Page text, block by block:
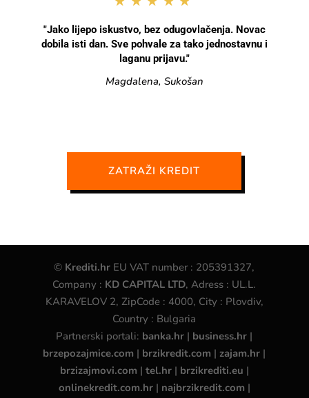
"Jako lijepo iskustvo, bez odugovlačenja. Novac
dobila isti dan. Sve pohvale za tako jednostavnu i
laganu prijavu."
Magdalena, Sukošan
ZATRAŽI KREDIT
© Krediti.hr EU VAT number : 205391327,
Company : KD CAPITAL LTD, Adress : UL.L.
KARAVELOV 2, ZipCode : 4000, City : Plovdiv,
Country : Bulgaria
Partnerski portali: banka.hr | business.hr |
brzepozajmice.com | brzikredit.com |zajam.hr |
brzizajmovi.com | tel.hr| brzikrediti.eu |
onlinekredit.com.hr| najbrzikredit.com |